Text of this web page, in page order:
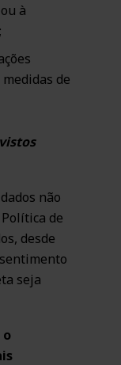
à
de
não
de
desde
seja